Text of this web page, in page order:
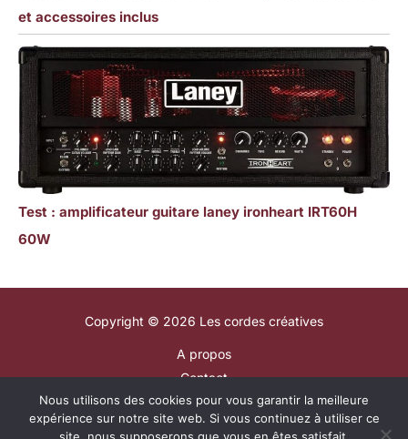
et accessoires inclus
Test : amplificateur guitare laney ironheart IRT60H
60W
Copyright © 2026 Les cordes créatives
A propos
Contact
Plan du site
Mentions légales
Nous utilisons des cookies pour vous garantir la meilleure
expérience sur notre site web. Si vous continuez à utiliser ce